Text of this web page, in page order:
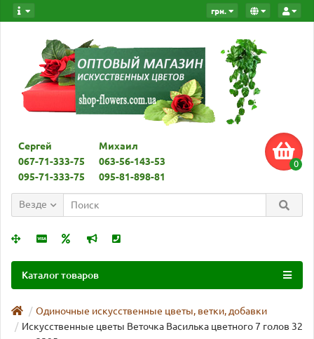
грн.
Сергей
067-71-333-75
095-71-333-75
Михаил
063-56-143-53
095-81-898-81
0
Везде
Каталог товаров
Одиночные искусственные цветы, ветки, добавки
Искусственные цветы Веточка Василька цветного 7 голов 32